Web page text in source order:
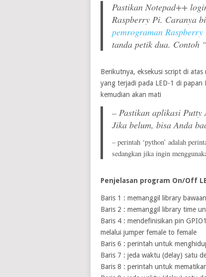
Pastikan Notepad++
Raspberry Pi. Caranya
pemrograman Raspberry
tanda petik dua. Contoh
Berikutnya, eksekusi script di
yang terjadi pada LED-1 di papan
kemudian akan mati
– Pastikan aplikasi Putty
Jika belum, bisa Anda
– perintah ‘python’ adalah
sedangkan jika ingin
Penjelasan program On/Off
Baris 1 : memanggil library
Baris 2 : memanggil library time
Baris 4 : mendefinisikan pin
melalui jumper female to female
Baris 6 : perintah untuk
Baris 7 : jeda waktu (delay) satu
Baris 8 : perintah untuk